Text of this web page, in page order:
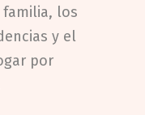
los
y el
por